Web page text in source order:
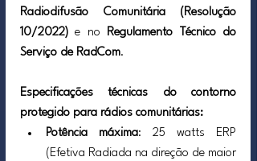
Radiodifusão Comunitária (Resolução
10/2022) e no Regulamento Técnico do
Serviço de RadCom.
Especificações técnicas do contorno
protegido para rádios comunitárias:
Potência máxima: 25 watts ERP
(Efetiva Radiada na direção de maior